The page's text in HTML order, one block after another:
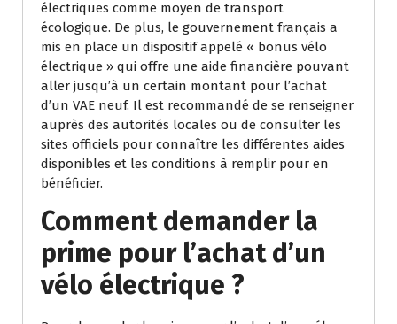
électriques comme moyen de transport
écologique. De plus, le gouvernement français a
mis en place un dispositif appelé « bonus vélo
électrique » qui offre une aide financière pouvant
aller jusqu’à un certain montant pour l’achat
d’un VAE neuf. Il est recommandé de se renseigner
auprès des autorités locales ou de consulter les
sites officiels pour connaître les différentes aides
disponibles et les conditions à remplir pour en
bénéficier.
Comment demander la
prime pour l’achat d’un
vélo électrique ?